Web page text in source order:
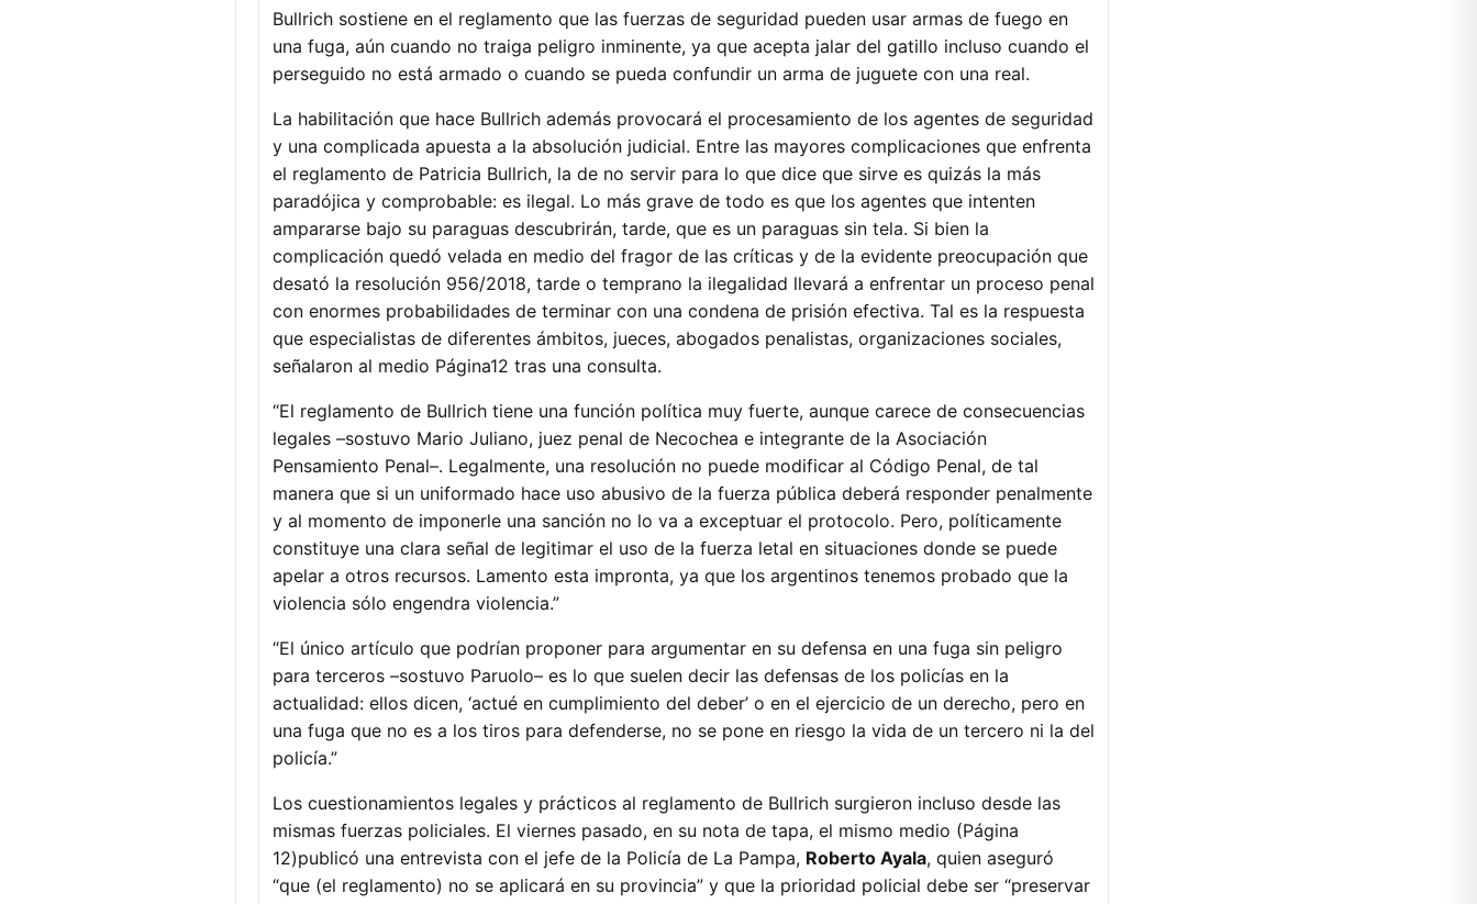
Bullrich sostiene en el reglamento que las fuerzas de seguridad pueden usar armas de fuego en
una fuga, aún cuando no traiga peligro inminente, ya que acepta jalar del gatillo incluso cuando el
perseguido no está armado o cuando se pueda confundir un arma de juguete con una real.
La habilitación que hace Bullrich además provocará el procesamiento de los agentes de seguridad
y una complicada apuesta a la absolución judicial. Entre las mayores complicaciones que enfrenta
el reglamento de Patricia Bullrich, la de no servir para lo que dice que sirve es quizás la más
paradójica y comprobable: es ilegal. Lo más grave de todo es que los agentes que intenten
ampararse bajo su paraguas descubrirán, tarde, que es un paraguas sin tela. Si bien la
complicación quedó velada en medio del fragor de las críticas y de la evidente preocupación que
desató la resolución 956/2018, tarde o temprano la ilegalidad llevará a enfrentar un proceso penal
con enormes probabilidades de terminar con una condena de prisión efectiva. Tal es la respuesta
que especialistas de diferentes ámbitos, jueces, abogados penalistas, organizaciones sociales,
señalaron al medio Página12 tras una consulta.
“El reglamento de Bullrich tiene una función política muy fuerte, aunque carece de consecuencias
legales –sostuvo Mario Juliano, juez penal de Necochea e integrante de la Asociación
Pensamiento Penal–. Legalmente, una resolución no puede modificar al Código Penal, de tal
manera que si un uniformado hace uso abusivo de la fuerza pública deberá responder penalmente
y al momento de imponerle una sanción no lo va a exceptuar el protocolo. Pero, políticamente
constituye una clara señal de legitimar el uso de la fuerza letal en situaciones donde se puede
apelar a otros recursos. Lamento esta impronta, ya que los argentinos tenemos probado que la
violencia sólo engendra violencia.”
“El único artículo que podrían proponer para argumentar en su defensa en una fuga sin peligro
para terceros –sostuvo Paruolo– es lo que suelen decir las defensas de los policías en la
actualidad: ellos dicen, ‘actué en cumplimiento del deber’ o en el ejercicio de un derecho, pero en
una fuga que no es a los tiros para defenderse, no se pone en riesgo la vida de un tercero ni la del
policía.”
Los cuestionamientos legales y prácticos al reglamento de Bullrich surgieron incluso desde las
mismas fuerzas policiales. El viernes pasado, en su nota de tapa, el mismo medio (Página
12)publicó una entrevista con el jefe de la Policía de La Pampa, Roberto Ayala, quien aseguró
“que (el reglamento) no se aplicará en su provincia” y que la prioridad policial debe ser “preservar